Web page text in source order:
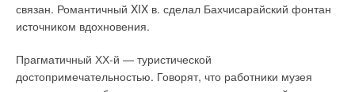
связан. Романтичный XIX в. сделал Бахчисарайский фонтан
источником вдохновения.
Прагматичный ХХ-й — туристической
достопримечательностью. Говорят, что работники музея